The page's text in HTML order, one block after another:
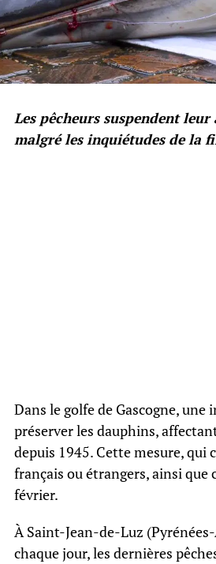
Les pêcheurs suspendent
malgré les inquiétudes de la
Dans le golfe de Gascogne,
préserver les dauphins,
depuis 1945. Cette mesure, qui
français ou étrangers, ainsi que
février.
À Saint-Jean-de-Luz
chaque jour, les dernières